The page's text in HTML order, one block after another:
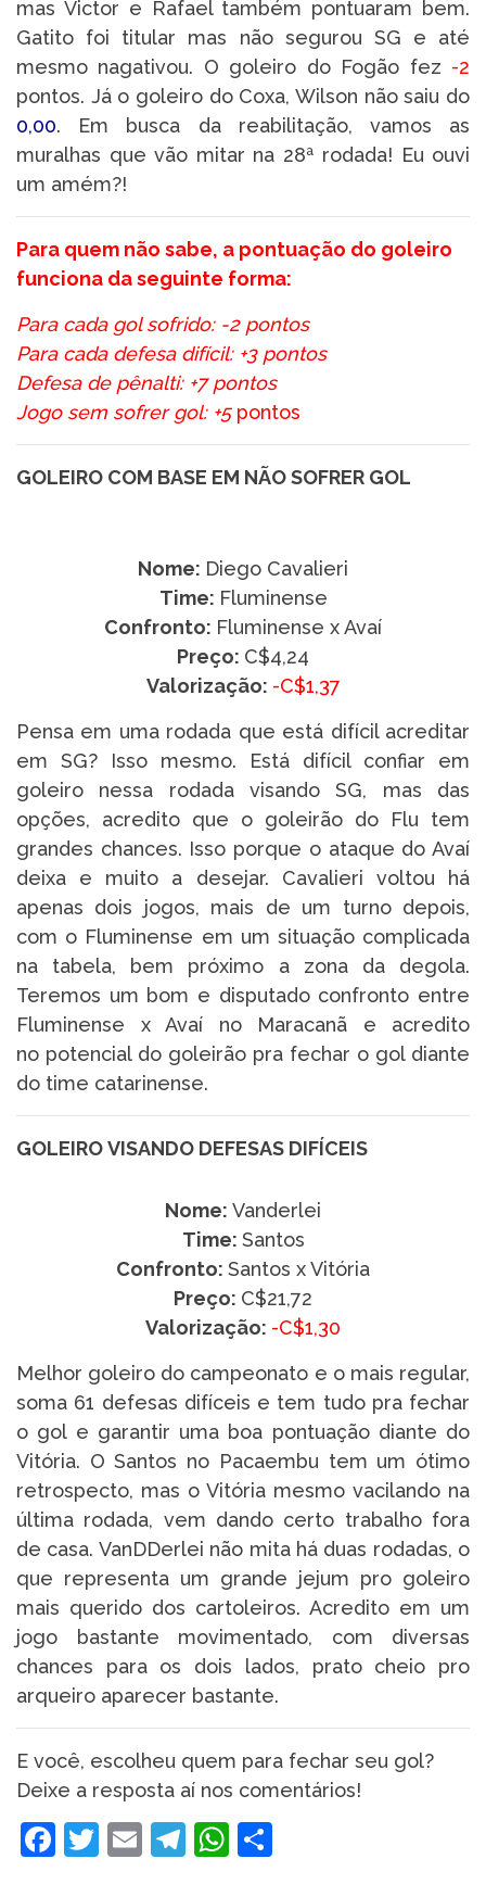
mas Victor e Rafael também pontuaram bem.
Gatito foi titular mas não segurou SG e até
mesmo nagativou. O goleiro do Fogão fez -2
pontos. Já o goleiro do Coxa, Wilson não saiu do
0,00. Em busca da reabilitação, vamos as
muralhas que vão mitar na 28ª rodada! Eu ouvi
um amém?!
Para quem não sabe, a pontuação do goleiro
funciona da seguinte forma:
Para cada gol sofrido: -2 pontos
Para cada defesa difícil: +3 pontos
Defesa de pênalti: +7 pontos
Jogo sem sofrer gol: +5pontos
GOLEIRO COM BASE EM NÃO SOFRER GOL
Nome: Diego Cavalieri
Time: Fluminense
Confronto: Fluminense x Avaí
Preço: C$4,24
Valorização: -C$1,37
Pensa em uma rodada que está difícil acreditar
em SG? Isso mesmo. Está difícil confiar em
goleiro nessa rodada visando SG, mas das
opções, acredito que o goleirão do Flu tem
grandes chances. Isso porque o ataque do Avaí
deixa e muito a desejar. Cavalieri voltou há
apenas dois jogos, mais de um turno depois,
com o Fluminense em um situação complicada
na tabela, bem próximo a zona da degola.
Teremos um bom e disputado confronto entre
Fluminense x Avaí no Maracanã e acredito
no potencial do goleirão pra fechar o gol diante
do time catarinense.
GOLEIRO VISANDO DEFESAS DIFÍCEIS
Nome: Vanderlei
Time: Santos
Confronto: Santos x Vitória
Preço: C$21,72
Valorização: -C$1,30
Melhor goleiro do campeonato e o mais regular,
soma 61 defesas difíceis e tem tudo pra fechar
o gol e garantir uma boa pontuação diante do
Vitória. O Santos no Pacaembu tem um ótimo
retrospecto, mas o Vitória mesmo vacilando na
última rodada, vem dando certo trabalho fora
de casa. VanDDerlei não mita há duas rodadas, o
que representa um grande jejum pro goleiro
mais querido dos cartoleiros. Acredito em um
jogo bastante movimentado, com diversas
chances para os dois lados, prato cheio pro
arqueiro aparecer bastante.
E você, escolheu quem para fechar seu gol?
Deixe a resposta aí nos comentários!
Facebook
Twitter
EmailTelegram
WhatsApp